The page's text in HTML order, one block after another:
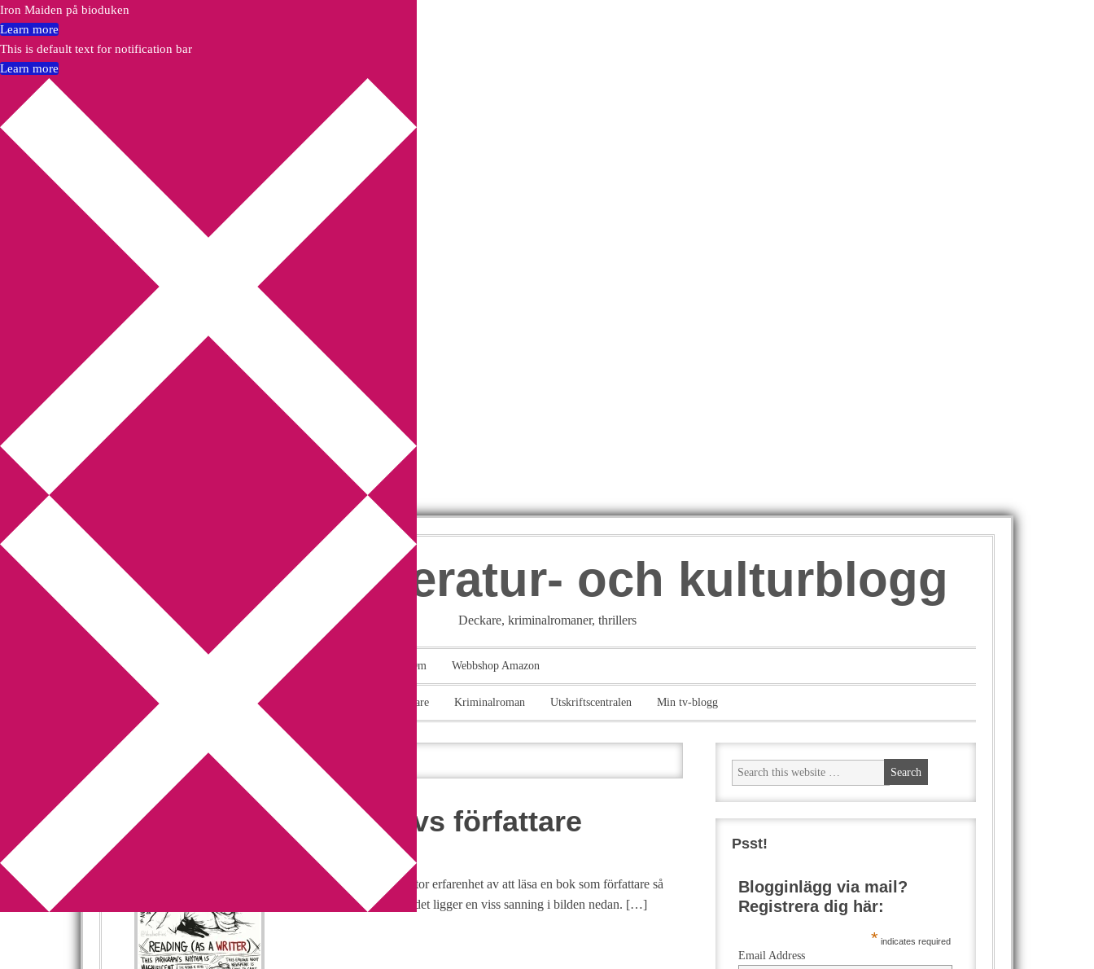
Annikas litteratur- och kulturblogg
Deckare, kriminalromaner, thrillers
Författarfemman Om Webbshop Amazon
Gästinlägg Bokbloggsjerka Deckare Kriminalroman Utskriftscentralen Min tv-blogg
You are here:Home Archives for författare
Läsa som en läsare vs författare
1 Comment
Inte för att jag har särskilt stor erfarenhet av att läsa en bok som författare så
kan jag ändå tänka mig att det ligger en viss sanning i bilden nedan. […]
Psst!
Blogginlägg via mail?
Registrera dig här:
* indicates required
Email Address
Iron Maiden på bioduken
Learn more
This is default text for notification bar
Learn more